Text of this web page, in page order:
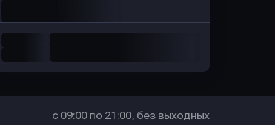
с 09:00 по 21:00, без выходных